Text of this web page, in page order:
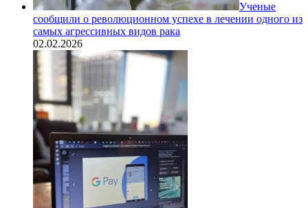
Ученые
сообщили о революционном успехе в лечении одного из
самых агрессивных видов рака
02.02.2026